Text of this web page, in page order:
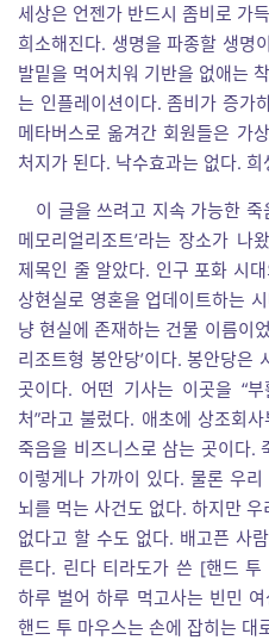
세상은 언젠가 반드시 좀비로 가
희소해진다. 생명을 파종할 생명
발밑을 먹어치워 기반을 없애는
는 인플레이션이다. 좀비가 증가
메타버스로 옮겨간 회원들은 가
처지가 된다. 낙수효과는 없다.
이 글을 쓰려고 지속 가능한 죽
메모리얼리조트’라는 장소가 나
제목인 줄 알았다. 인구 포화 시
상현실로 영혼을 업데이트하는
냥 현실에 존재하는 건물 이름이
리조트형 봉안당’이다. 봉안당은
곳이다. 어떤 기사는 이곳을 “
처”라고 불렀다. 애초에 상조회
죽음을 비즈니스로 삼는 곳이다.
이렇게나 가까이 있다. 물론 우
뇌를 먹는 사건도 없다. 하지만
없다고 할 수도 없다. 배고픈 사
른다. 린다 티라도가 쓴 [핸드 투
하루 벌어 하루 먹고사는 빈민
핸드 투 마우스는 손에 잡히는 대